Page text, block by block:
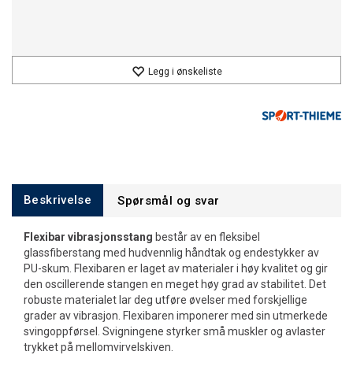
Legg i ønskeliste
Beskrivelse Spørsmål og svar
Flexibar vibrasjonsstang består av en fleksibel
glassfiberstang med hudvennlig håndtak og endestykker av
PU-skum. Flexibaren er laget av materialer i høy kvalitet og gir
den oscillerende stangen en meget høy grad av stabilitet. Det
robuste materialet lar deg utføre øvelser med forskjellige
grader av vibrasjon. Flexibaren imponerer med sin utmerkede
svingoppførsel. Svigningene styrker små muskler og avlaster
trykket på mellomvirvelskiven.